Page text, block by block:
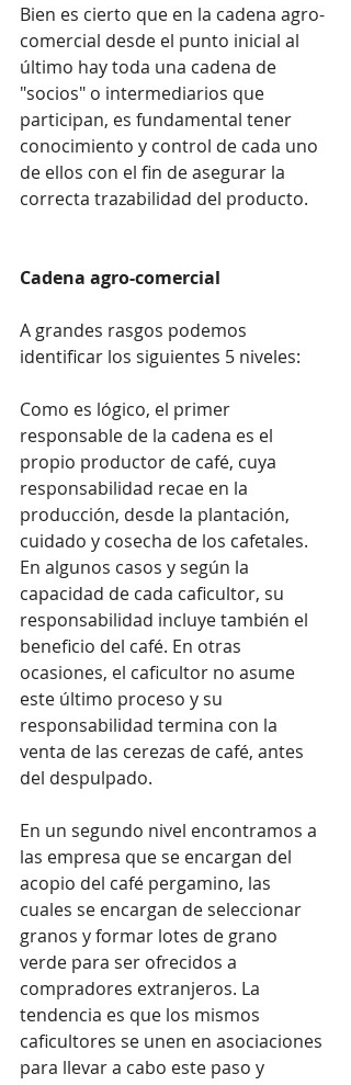
Bien es cierto que en la cadena agro-
comercial desde el punto inicial al
último hay toda una cadena de
"socios" o intermediarios que
participan, es fundamental tener
conocimiento y control de cada uno
de ellos con el fin de asegurar la
correcta trazabilidad del producto.
Cadena agro-comercial
A grandes rasgos podemos
identificar los siguientes 5 niveles:
Como es lógico, el primer
responsable de la cadena es el
propio productor de café, cuya
responsabilidad recae en la
producción, desde la plantación,
cuidado y cosecha de los cafetales.
En algunos casos y según la
capacidad de cada caficultor, su
responsabilidad incluye también el
beneficio del café. En otras
ocasiones, el caficultor no asume
este último proceso y su
responsabilidad termina con la
venta de las cerezas de café, antes
del despulpado.
En un segundo nivel encontramos a
las empresa que se encargan del
acopio del café pergamino, las
cuales se encargan de seleccionar
granos y formar lotes de grano
verde para ser ofrecidos a
compradores extranjeros. La
tendencia es que los mismos
caficultores se unen en asociaciones
para llevar a cabo este paso y